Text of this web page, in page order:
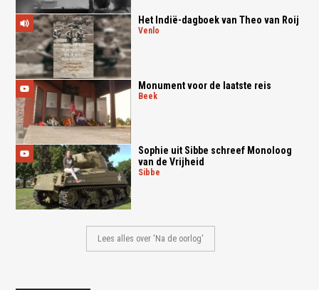
Het Indië-dagboek van Theo van Roij
venlo
Monument voor de laatste reis
beek
Sophie uit Sibbe schreef Monoloog
van de Vrijheid
sibbe
Lees alles over 'Na de oorlog'